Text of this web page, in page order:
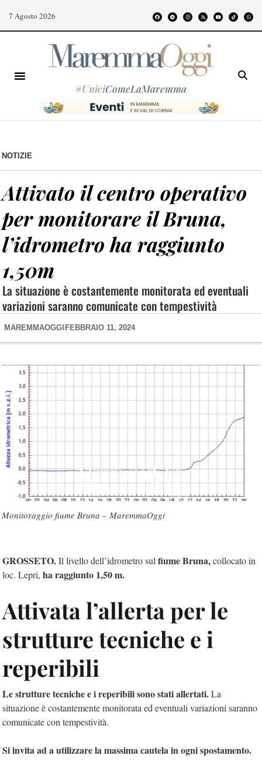
7 Agosto 2026
#UniciComeLaMaremma
NOTIZIE
Attivato il centro operativo
per monitorare il Bruna,
l’idrometro ha raggiunto
1,50m
La situazione è costantemente monitorata ed eventuali
variazioni saranno comunicate con tempestività
MAREMMAOGGI FEBBRAIO 11, 2024
Monitoraggio fiume Bruna – MaremmaOggi
GROSSETO.Il livello dell’idrometro sul fiume Bruna,collocato in
loc. Lepri, ha raggiunto 1,50 m.
Attivata l’allerta per le
strutture tecniche e i
reperibili
Le strutture tecniche e i reperibili sono stati allertati.La
situazione è costantemente monitorata ed eventuali variazioni saranno
comunicate con tempestività.
Si invita ad a utilizzare la massima cautela in ogni spostamento.